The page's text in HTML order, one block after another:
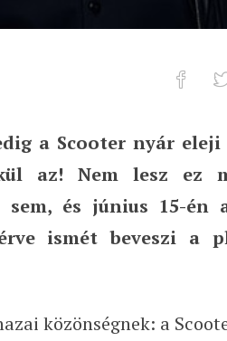
a Scooter nyár eleji
az! Nem lesz ez
sem, és június 15-én
ismét beveszi a
közönségnek: a